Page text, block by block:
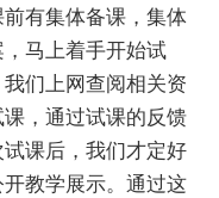
有集体备课，集体
马上着手开始试
们上网查阅相关资
，通过试课的反馈
课后，我们才定好
教学展示。通过这